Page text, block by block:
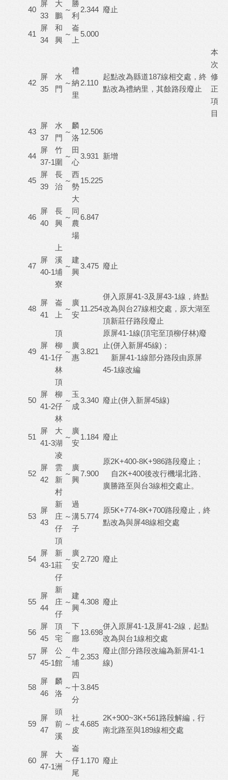
40
屏
33
大
鵬
～
勝
利
2.344 廢止
41
屏
34
和
興
～
崙
上
5.000
42
屏
35
水
門
～
禮
納
里
2.110
起點改為縣道187線相交處，終
點改為禮納里，其餘路段廢止
本
次
修
正
項
目
43
屏
37
水
門
～
麟
洛
12.506
44
屏
37-1
竹
圍
～
田
心
3.931 新增
45
屏
39
長
治
～
西
勢
15.225
46
屏
40
長
興
～
大
同
農
場
6.847
47
屏
40-1
上
溪
埔
寮
～
建
興
3.475 廢止
48
屏
41
崙
上
～
廣
安
11.254
併入原屏41-3及屏43-1線，終點
改為與台27線相交處，原大湖至
頂新莊仔路段廢止
49
屏
41-1
頂
柳
仔
林
～
廣
惠
3.821
原屏41-1線(頂宅至頂柳仔林)廢
止(併入新屏45線)；
新屏41-1線部分路段由原屏
45-1線改編
50
屏
41-2
頂
柳
仔
林
～
玉
成
3.340 廢止(併入新屏45線)
51
屏
41-3
大
湖
～
廣
安
1.184 廢止
52
屏
42
凌
雲
新
村
～
廣
興
7.900
原2K+400-8K+986路段廢止；
自2K+400後改行機場北路、
廣勝路至與台3線相交處止。
53
屏
43
新
庄
仔
～
過
溝
子
5.774
原5K+774-8K+700路段廢止，終
點改為與屏48線相交處
54
屏
43-1
頂
新
莊
仔
～
廣
安
2.720 廢止
55
屏
44
新
庄
仔
～
建
興
4.308 廢止
56
屏
45
頂
宅
～
下
廍
13.698
併入原屏41-1及屏41-2線，起點
改為與台1線相交處
57
屏
45-1
公
館
～
牛
埔
2.353
廢止(部分路段改編為新屏41-1
線)
58
屏
46
麟
洛
～
四
十
分
3.845
59
屏
47
頭
前
溪
～
社
皮
4.685
2K+900~3K+561路段解編，行
南北路至與189線相交處
60
屏
47-1
大
洲
～
崙
仔
尾
1.170 廢止